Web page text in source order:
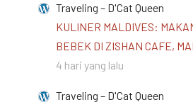
Traveling – D'Cat Queen
KULINER MALDIVES:
BEBEK DI ZISHAN CAFE,
4 hari yang lalu
Traveling – D'Cat Queen